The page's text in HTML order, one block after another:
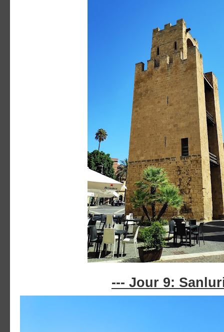
--- Jour 9: